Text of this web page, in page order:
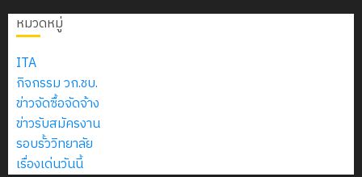
หมวดหมู่
ITA
กิจกรรม วก.ชบ.
ข่าวจัดซื้อจัดจ้าง
ข่าวรับสมัครงาน
รอบรั้ววิทยาลัย
เรื่องเด่นวันนี้